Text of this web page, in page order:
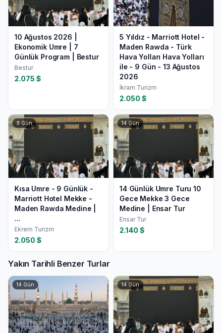
10 Ağustos 2026 |
Ekonomik Umre | 7
Günlük Program | Bestur
Bestur
2.075 $
5 Yıldız - Marriott Hotel -
Maden Rawda - Türk
Hava Yolları Hava Yolları
ile - 9 Gün - 13 Ağustos
2026
İkram Turizm
2.050 $
9Gün
Kısa Umre - 9 Günlük -
Marriott Hotel Mekke -
Maden Rawda Medine |
...
Ekrem Turizm
2.050 $
14Gün
14 Günlük Umre Turu 10
Gece Mekke 3 Gece
Medine | Ensar Tur
Ensar Tur
2.140 $
Yakın Tarihli Benzer Turlar
14 Gün 14Gün